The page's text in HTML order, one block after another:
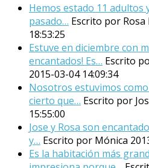
Hemos estado 11 adultos
pasado… Escrito por Rosa
18:53:25
Estuve en diciembre con
encantados! Es… Escrito
2015-03-04 14:09:34
Nosotros estuvimos
cierto que… Escrito por
15:55:00
Jose y Rosa son
y… Escrito por Mónica
Es la habitación más